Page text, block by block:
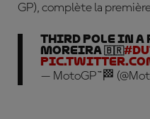
GP), complète la
THIRD POLE IN A
MOREIRA 🇧🇷
— MotoGP™🏁